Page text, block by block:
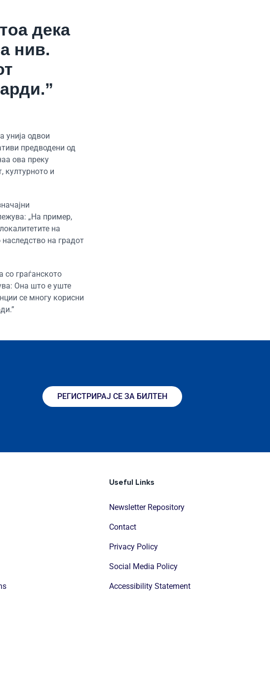
дека
нив.
унија одвои
предводени од
ова преку
културното и
„На пример,
на
на градот
со граѓанското
Она што е уште
се многу корисни
РЕГИСТРИРАЈ СЕ ЗА БИЛТЕН
Useful Links
Newsletter Repository
Contact
Privacy Policy
Social Media Policy
Accessibility Statement